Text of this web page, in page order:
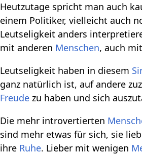
Heutzutage spricht man auch
einem Politiker, vielleicht auch
Leutseligkeit anders
mit anderen Menschen, auch
Leutseligkeit haben in diesem
ganz natürlich ist, auf andere
Freude zu haben und sich
Die mehr introvertierten
sind mehr etwas für sich, sie
ihre Ruhe. Lieber mit wenigen